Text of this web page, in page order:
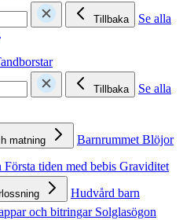
Tillbaka
Se alla
Tillbaka
Se alla
matning BarnrummetBlöjor
Första tiden med bebis Graviditet
Hudvård barn
och bitringar Solglasögon